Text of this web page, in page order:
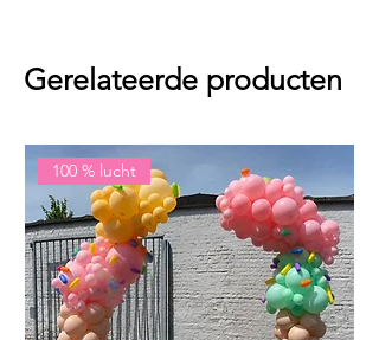
Gerelateerde producten
100 % lucht